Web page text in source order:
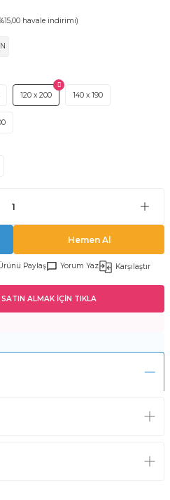
havale indirimi)
120 x 200 140 x 190
Hemen Al
Paylaş Yorum Yaz Karşılaştır
ALMAK İÇİN TIKLA